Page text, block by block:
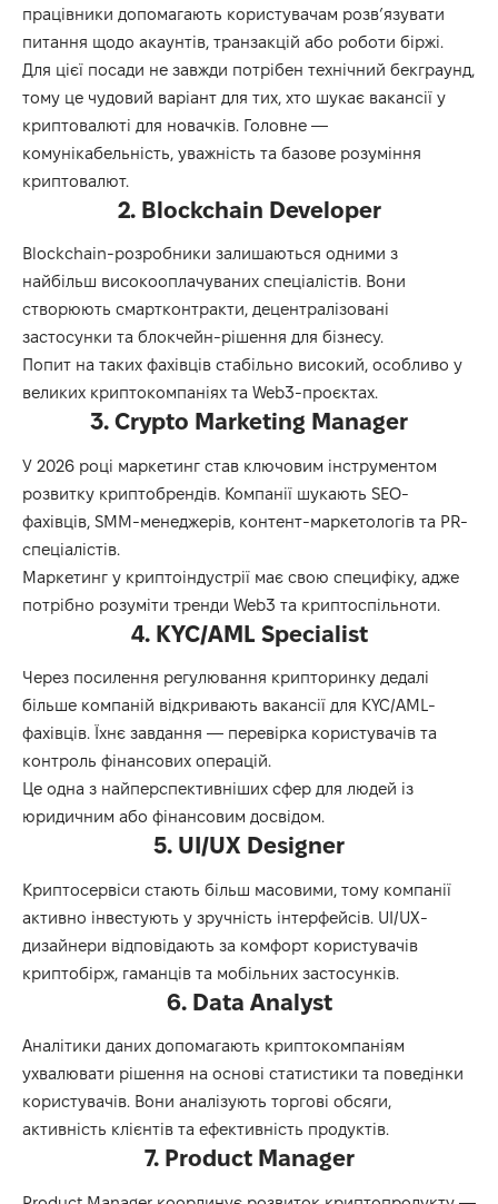
працівники допомагають користувачам розв’язувати
питання щодо акаунтів, транзакцій або роботи біржі.
Для цієї посади не завжди потрібен технічний бекграунд,
тому це чудовий варіант для тих, хто шукає вакансії у
криптовалюті для новачків. Головне —
комунікабельність, уважність та базове розуміння
криптовалют.
2. Blockchain Developer
Blockchain-розробники залишаються одними з
найбільш високооплачуваних спеціалістів. Вони
створюють смартконтракти, децентралізовані
застосунки та блокчейн-рішення для бізнесу.
Попит на таких фахівців стабільно високий, особливо у
великих криптокомпаніях та Web3-проєктах.
3. Crypto Marketing Manager
У 2026 році маркетинг став ключовим інструментом
розвитку криптобрендів. Компанії шукають SEO-
фахівців, SMM-менеджерів, контент-маркетологів та PR-
спеціалістів.
Маркетинг у криптоіндустрії має свою специфіку, адже
потрібно розуміти тренди Web3 та криптоспільноти.
4. KYC/AML Specialist
Через посилення регулювання крипторинку дедалі
більше компаній відкривають вакансії для KYC/AML-
фахівців. Їхнє завдання — перевірка користувачів та
контроль фінансових операцій.
Це одна з найперспективніших сфер для людей із
юридичним або фінансовим досвідом.
5. UI/UX Designer
Криптосервіси стають більш масовими, тому компанії
активно інвестують у зручність інтерфейсів. UI/UX-
дизайнери відповідають за комфорт користувачів
криптобірж, гаманців та мобільних застосунків.
6. Data Analyst
Аналітики даних допомагають криптокомпаніям
ухвалювати рішення на основі статистики та поведінки
користувачів. Вони аналізують торгові обсяги,
активність клієнтів та ефективність продуктів.
7. Product Manager